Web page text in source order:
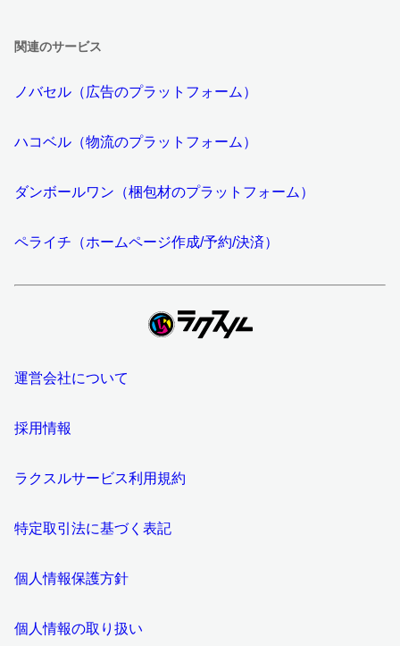
関連のサービス
ノバセル（広告のプラットフォーム）
ハコベル（物流のプラットフォーム）
ダンボールワン（梱包材のプラットフォーム）
ペライチ（ホームページ作成/予約/決済）
運営会社について
採用情報
ラクスルサービス利用規約
特定取引法に基づく表記
個人情報保護方針
個人情報の取り扱い